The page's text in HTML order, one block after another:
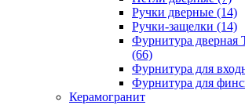
Ручки дверные (14)
Ручки-защелки (14)
Фурнитура
(66)
Фурнитура для
Фурнитура для
Керамогранит